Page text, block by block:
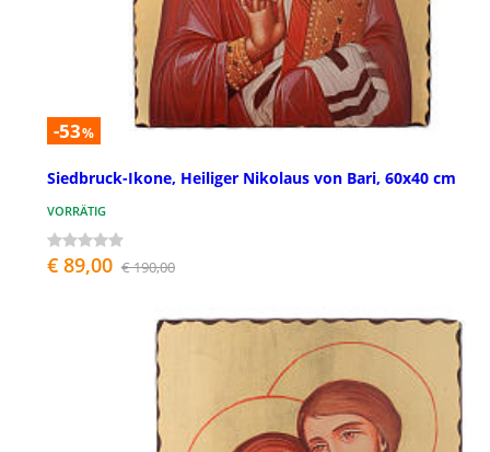
-53%
Siedbruck-Ikone, Heiliger Nikolaus von Bari, 60x40 cm
VORRÄTIG
€ 89,00 € 190,00